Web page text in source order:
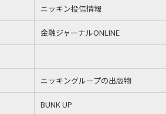
ニッキン投信情報
金融ジャーナルONLINE
ニッキングループの出版物
BUNK UP